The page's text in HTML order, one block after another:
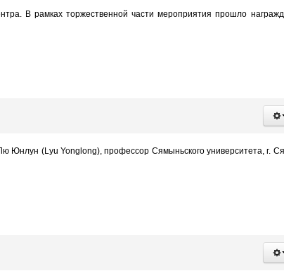
В рамках торжественной части мероприятия прошло
Юнлун (Lyu Yonglong), профессор Сямыньского университета, г.